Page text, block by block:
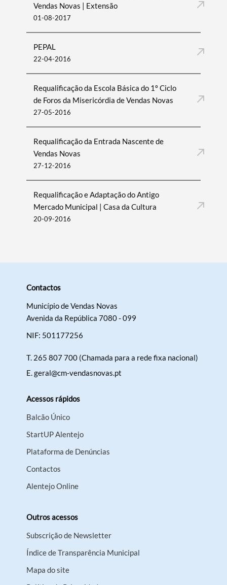
Vendas Novas | Extensão
01-08-2017
PEPAL
22-04-2016
Requalificação da Escola Básica do 1º Ciclo
de Foros da Misericórdia de Vendas Novas
27-05-2016
Requalificação da Entrada Nascente de
Vendas Novas
27-12-2016
​Requalificação e Adaptação do Antigo
Mercado Municipal | Casa da Cultura
20-09-2016
Contactos
Município de Vendas Novas
Avenida da República 7080 - 099
NIF: 501177256
T. 265 807 700 (Chamada para a rede fixa nacional)
E.geral@cm-vendasnovas.pt
Acessos rápidos
Balcão Único
StartUP Alentejo
Plataforma de Denúncias
Contactos
Alentejo Online
Outros acessos
Subscrição de Newsletter
Índice de Transparência Municipal
Mapa do site